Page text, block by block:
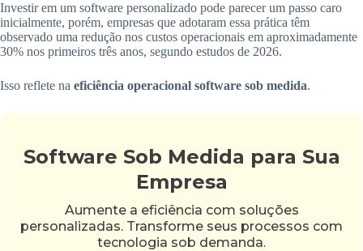
Investir em um software personalizado pode parecer um passo caro
inicialmente, porém, empresas que adotaram essa prática têm
observado uma redução nos custos operacionais em aproximadamente
30% nos primeiros três anos, segundo estudos de 2026.
Isso reflete na eficiência operacional software sob medida.
Software Sob Medida para Sua
Empresa
Aumente a eficiência com soluções
personalizadas. Transforme seus processos com
tecnologia sob demanda.